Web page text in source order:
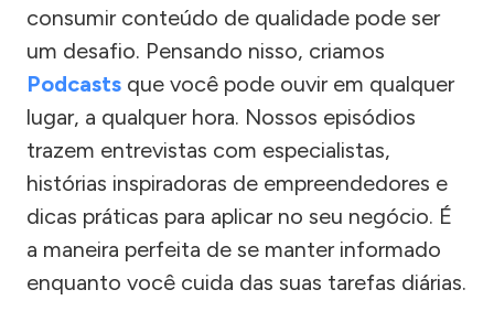
consumir conteúdo de qualidade pode ser
um desafio. Pensando nisso, criamos
Podcasts que você pode ouvir em qualquer
lugar, a qualquer hora. Nossos episódios
trazem entrevistas com especialistas,
histórias inspiradoras de empreendedores e
dicas práticas para aplicar no seu negócio. É
a maneira perfeita de se manter informado
enquanto você cuida das suas tarefas diárias.